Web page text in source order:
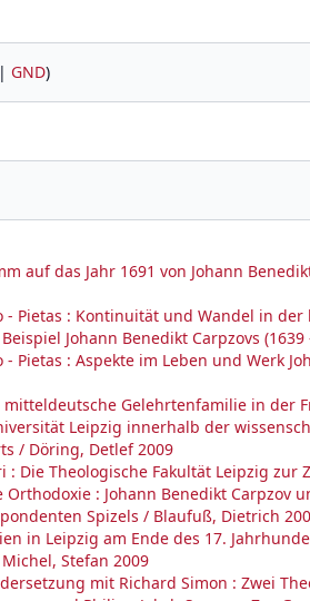
| GND)
auf das Jahr 1691 von Johann
- Pietas : Kontinuität und Wandel in
Johann Benedikt Carpzovs
Pietas : Aspekte im Leben und Werk
mitteldeutsche Gelehrtenfamilie in der
Leipzig innerhalb der
/ Döring, Detlef 2009
: Die Theologische Fakultät Leipzig zur
: Johann Benedikt Carpzov
Spizels / Blaufuß, Dietrich
in Leipzig am Ende des 17.
Stefan 2009
mit Richard Simon : Zwei